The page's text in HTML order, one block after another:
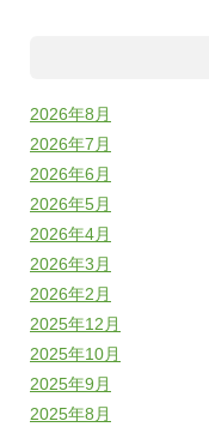
2026年8月
2026年7月
2026年6月
2026年5月
2026年4月
2026年3月
2026年2月
2025年12月
2025年10月
2025年9月
2025年8月